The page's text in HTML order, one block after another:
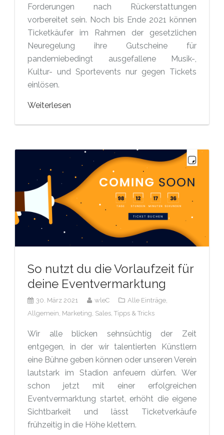
Forderungen nach Rückerstattungen
vorbereitet sein. Noch bis Ende 2021 können
Ticketkäufer im Rahmen der gesetzlichen
Neuregelung ihre Gutscheine für
pandemiebedingt ausgefallene Musik-,
Kultur- und Sportevents nur gegen Tickets
einlösen.
Weiterlesen
So nutzt du die Vorlaufzeit für
deine Eventvermarktung
30. März 2021 wleC
Alle Einträge,
Allgemein, Marketing, Sales, Tipps & Tricks
Wir alle blicken sehnsüchtig der Zeit
entgegen, in der wir talentierten Künstlern
eine Bühne geben können oder unseren Verein
lautstark im Stadion anfeuern dürfen. Wer
schon jetzt mit einer erfolgreichen
Eventvermarktung startet, erhöht die eigene
Sichtbarkeit und lässt Ticketverkäufe
frühzeitig in die Höhe klettern.